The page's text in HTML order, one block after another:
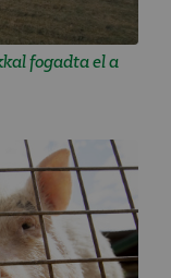
fogadta el a